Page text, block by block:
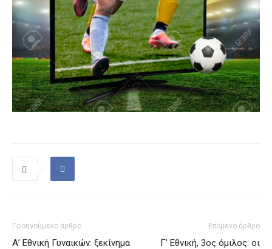
Προηγούμενο άρθρο
Α’ Εθνική Γυναικών: ξεκίνημα
Επόμενο άρθρο
Γ’ Εθνική, 3ος όμιλος: οι